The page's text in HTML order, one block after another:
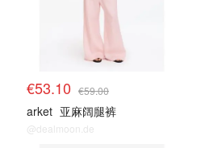
€53.10 €59.00
arket 亚麻阔腿裤
@dealmoon.de